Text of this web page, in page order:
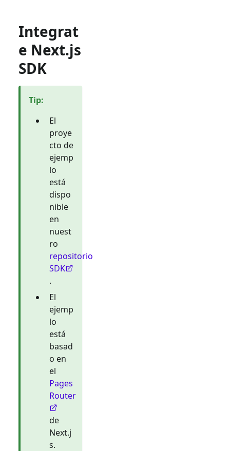
Integrat
e Next.js
SDK
Tip:
El
proye
cto de
ejemp
lo
está
dispo
nible
en
nuest
ro
repositorio
SDK
.
El
ejemp
lo
está
basad
o en
el
Pages
Router
de
Next.j
s.